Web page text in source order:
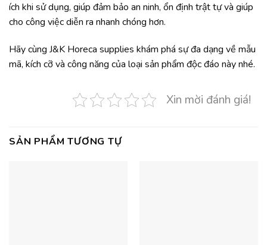
ích khi sử dụng, giúp đảm bảo an ninh, ổn định trật tự và giúp
cho công việc diễn ra nhanh chóng hơn.
Hãy cùng J&K Horeca supplies khám phá sự đa dạng về mẫu
mã, kích cỡ và công năng của loại sản phẩm độc đáo này nhé.
Xin mời đánh giá!
SẢN PHẨM TƯƠNG TỰ